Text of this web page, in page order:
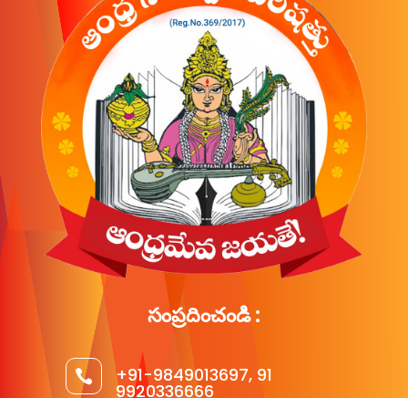
సంప్రదించండి :
 +91-9849013697, 91
9920336666